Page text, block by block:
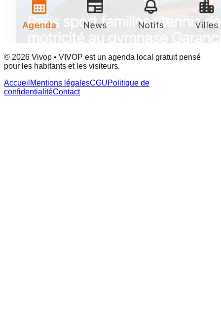
© 2026 Vivop • VIVOP est un agenda local gratuit pensé
pour les habitants et les visiteurs.
Accueil Mentions légalesCGUPolitique de
confidentialitéContact